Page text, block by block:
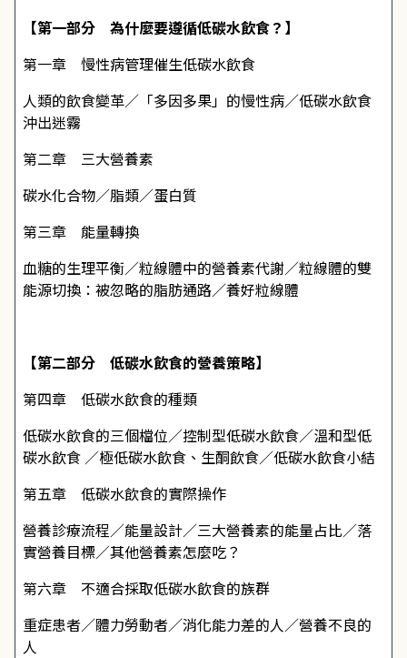
【第一部分 為什麼要遵循低碳水飲食？】
第一章 慢性病管理催生低碳水飲食
人類的飲食變革／「多因多果」的慢性病／低碳水飲食
沖出迷霧
第二章 三大營養素
碳水化合物／脂類／蛋白質
第三章 能量轉換
血糖的生理平衡／粒線體中的營養素代謝／粒線體的雙
能源切換：被忽略的脂肪通路／養好粒線體
【第二部分 低碳水飲食的營養策略】
第四章 低碳水飲食的種類
低碳水飲食的三個檔位／控制型低碳水飲食／溫和型低
碳水飲食 ／極低碳水飲食、生酮飲食／低碳水飲食小結
第五章 低碳水飲食的實際操作
營養診療流程／能量設計／三大營養素的能量占比／落
實營養目標／其他營養素怎麼吃？
第六章 不適合採取低碳水飲食的族群
重症患者／體力勞動者／消化能力差的人／營養不良的
人